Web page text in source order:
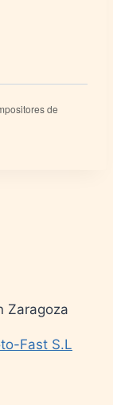
de
Zaragoza
Fast S.L